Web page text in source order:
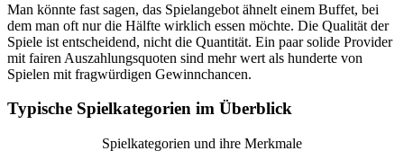
Man könnte fast sagen, das Spielangebot ähnelt einem Buffet, bei
dem man oft nur die Hälfte wirklich essen möchte. Die Qualität der
Spiele ist entscheidend, nicht die Quantität. Ein paar solide Provider
mit fairen Auszahlungsquoten sind mehr wert als hunderte von
Spielen mit fragwürdigen Gewinnchancen.
Typische Spielkategorien im Überblick
Spielkategorien und ihre Merkmale